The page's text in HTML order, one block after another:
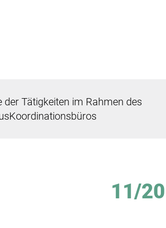
der Tätigkeiten im Rahmen des
11/